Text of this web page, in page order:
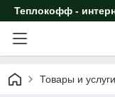
Теплокофф -
Товары и услуги